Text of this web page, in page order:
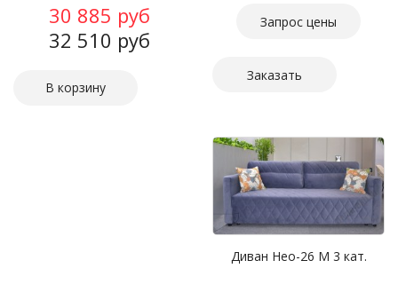
30 885 руб
32 510 руб
Запрос цены
Заказать
Диван Нео-26 М 3 кат.